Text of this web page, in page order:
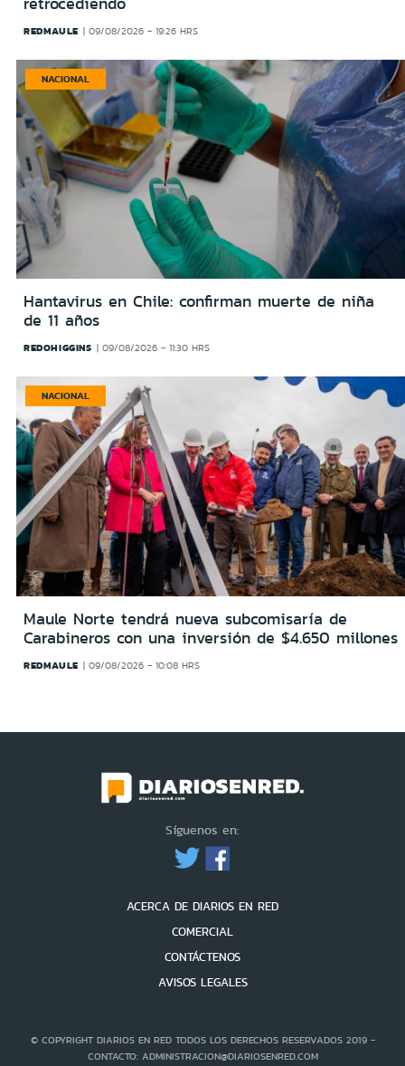
REDMAULE 09/08/2026 - 19:26 HRS
NACIONAL
Hantavirus en Chile: confirman muerte de niña
de 11 años
REDOHIGGINS 09/08/2026 - 11:30 HRS
NACIONAL
Maule Norte tendrá nueva subcomisaría de
Carabineros con una inversión de $4.650 millones
REDMAULE 09/08/2026 - 10:08 HRS
Síguenos en:
ACERCA DE DIARIOS EN RED
COMERCIAL
CONTÁCTENOS
AVISOS LEGALES
© COPYRIGHT DIARIOS EN RED TODOS LOS DERECHOS RESERVADOS 2019 -
CONTACTO: ADMINISTRACION@DIARIOSENRED.COM